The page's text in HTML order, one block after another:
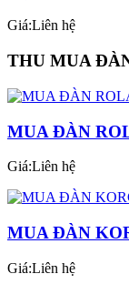
Giá:Liên hệ
THU MUA
MUA ĐÀN
Giá:Liên hệ
MUA ĐÀN
Giá:Liên hệ